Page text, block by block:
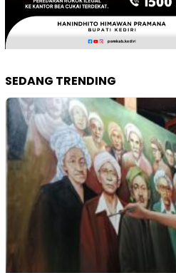
SEDANG TRENDING